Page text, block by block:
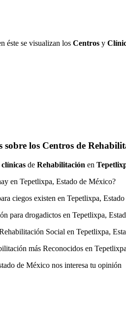
éste se visualizan los Centros y
sobre los Centros de
clínicas de Rehabilitación en
en Tepetlixpa, Estado de México?
ciegos existen en Tepetlixpa,
para drogadictos en Tepetlixpa,
Social en Tepetlixpa,
más Reconocidos en
de México nos interesa tu opinión